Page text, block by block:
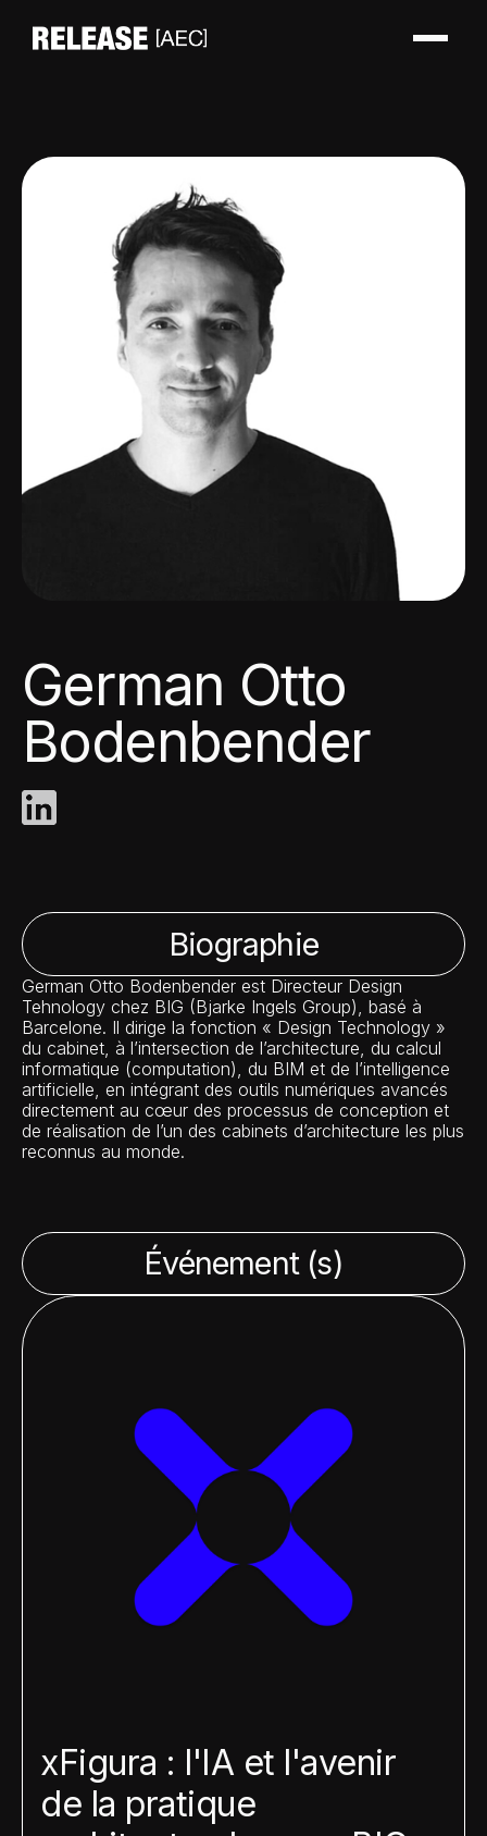
German Otto
Bodenbender
Biographie
German Otto Bodenbender est Directeur Design
Tehnology chez BIG (Bjarke Ingels Group), basé à
Barcelone. Il dirige la fonction « Design Technology »
du cabinet, à l’intersection de l’architecture, du calcul
informatique (computation), du BIM et de l’intelligence
artificielle, en intégrant des outils numériques avancés
directement au cœur des processus de conception et
de réalisation de l’un des cabinets d’architecture les plus
reconnus au monde.
Événement (s)
xFigura : l'IA et l'avenir
de la pratique